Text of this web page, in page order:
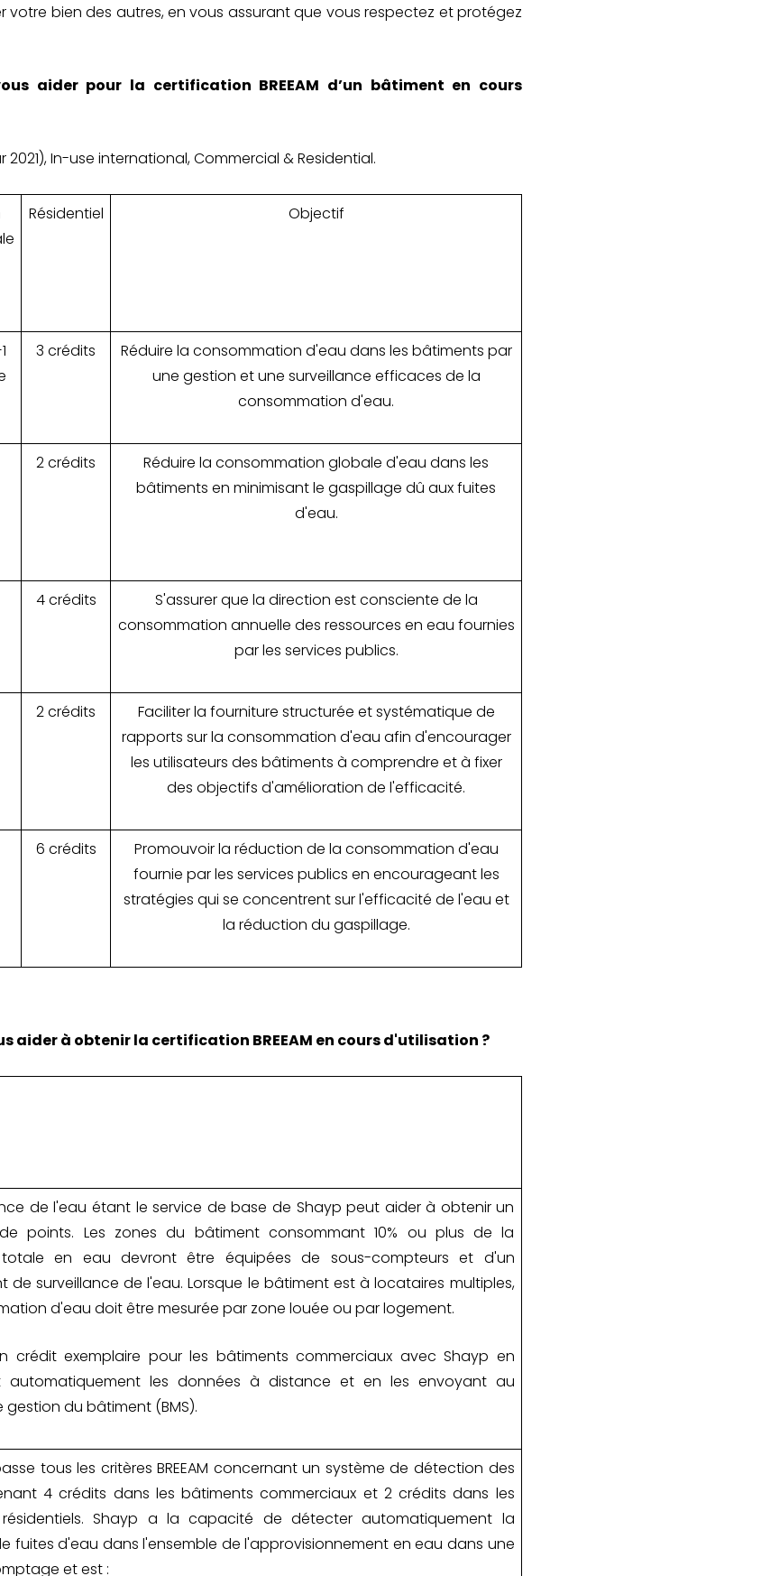
votre bien des autres, en vous assurant que vous respectez et protégez
aider pour la certification BREEAM d’un bâtiment en cours
2021), In-use international, Commercial & Residential.
Résidentiel Objectif
3 crédits
Réduire la consommation d'eau dans les bâtiments par
une gestion et une surveillance efficaces de la
consommation d'eau.
2 crédits
Réduire la consommation globale d'eau dans les
bâtiments en minimisant le gaspillage dû aux fuites
d'eau.
4 crédits
S'assurer que la direction est consciente de la
consommation annuelle des ressources en eau fournies
par les services publics.
2 crédits
Faciliter la fourniture structurée et systématique de
rapports sur la consommation d'eau afin d'encourager
les utilisateurs des bâtiments à comprendre et à fixer
des objectifs d'amélioration de l'efficacité.
6 crédits
Promouvoir la réduction de la consommation d'eau
fournie par les services publics en encourageant les
stratégies qui se concentrent sur l'efficacité de l'eau et
la réduction du gaspillage.
aider à obtenir la certification BREEAM en cours d'utilisation ?
de l'eau étant le service de base de Shayp peut aider à obtenir un
points. Les zones du bâtiment consommant 10% ou plus de la
en eau devront être équipées de sous-compteurs et d'un
de surveillance de l'eau. Lorsque le bâtiment est à locataires multiples,
d'eau doit être mesurée par zone louée ou par logement.
crédit exemplaire pour les bâtiments commerciaux avec Shayp en
automatiquement les données à distance et en les envoyant au
gestion du bâtiment (BMS).
tous les critères BREEAM concernant un système de détection des
4 crédits dans les bâtiments commerciaux et 2 crédits dans les
Shayp a la capacité de détecter automatiquement la
fuites d'eau dans l'ensemble de l'approvisionnement en eau dans une
et est :